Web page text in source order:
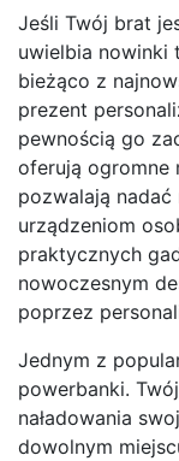
Jeśli Twój brat
uwielbia nowinki
bieżąco z
prezent
pewnością go
oferują ogromne
pozwalają
urządzeniom
praktycznych
nowoczesnym
poprzez
Jednym z
powerbanki.
naładowania
dowolnym